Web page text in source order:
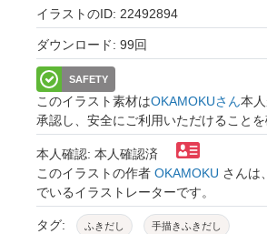
イラストのID: 22492894
ダウンロード: 99回
SAFETY
このイラスト素材はOKAMOKUさん本
承認し、安全にご利用いただけることを
本人確認: 本人確認済
このイラストの作者 OKAMOKU さんは
でいるイラストレーターです。
タグ: ふきだし 手描きふきだし